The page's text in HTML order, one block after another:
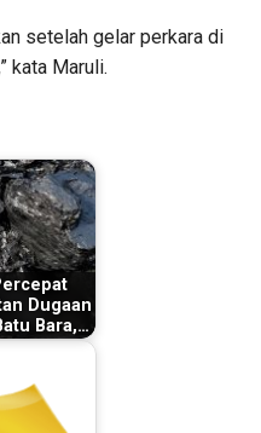
setelah gelar perkara di
kata Maruli.
Dugaan
Bara,…